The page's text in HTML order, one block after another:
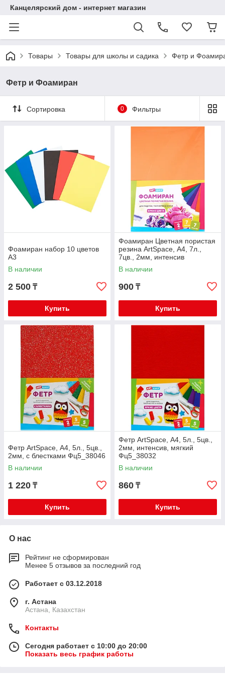
Канцелярский дом - интернет магазин
Товары Товары для школы и садика Фетр и
Фетр и Фоамиран
Сортировка 0 Фильтры
Фоамиран набор 10 цветов
А3
В наличии
2 500 ₸
Купить
Фоамиран Цветная пористая
резина ArtSpace, А4, 7л.,
7цв., 2мм, интенсив
Фа4_37720
В наличии
900 ₸
Купить
Фетр ArtSpace, А4, 5л., 5цв.,
2мм, с блестками Фц5_38046
В наличии
1 220 ₸
Купить
Фетр ArtSpace, А4, 5л., 5цв.,
2мм, интенсив, мягкий
Фц5_38032
В наличии
860 ₸
Купить
О нас
Рейтинг не сформирован
Менее 5 отзывов за последний год
Работает с 03.12.2018
г. Астана
Астана, Казахстан
Контакты
Сегодня работает с 10:00 до 20:00
Показать весь график работы